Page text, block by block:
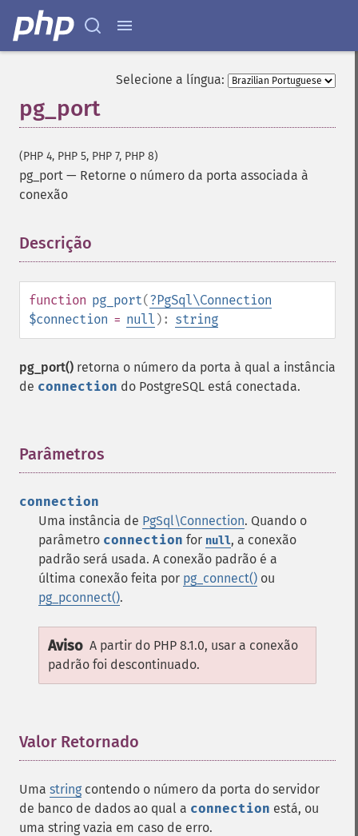
Selecione a língua:
pg_port
(PHP 4, PHP 5, PHP 7, PHP 8)
pg_port — Retorne o número da porta associada à
conexão
Descrição
function pg_port(?PgSql\Connection
$connection = null ): string
pg_port() retorna o número da porta à qual a instância
de connection do PostgreSQL está conectada.
Parâmetros
connection
Uma instância de PgSql\Connection. Quando o
parâmetro connection for null, a conexão
padrão será usada. A conexão padrão é a
última conexão feita por pg_connect() ou
pg_pconnect().
Aviso A partir do PHP 8.1.0, usar a conexão
padrão foi descontinuado.
Valor Retornado
Uma string contendo o número da porta do servidor
de banco de dados ao qual a connection está, ou
uma string vazia em caso de erro.